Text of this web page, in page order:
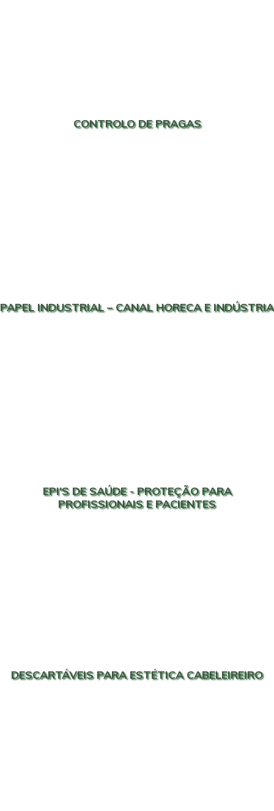
CONTROLO DE PRAGAS
PAPEL INDUSTRIAL – CANAL HORECA E INDÚSTRIA
EPI'S DE SAÚDE - PROTEÇÃO PARA
PROFISSIONAIS E PACIENTES
DESCARTÁVEIS PARA ESTÉTICA CABELEIREIRO